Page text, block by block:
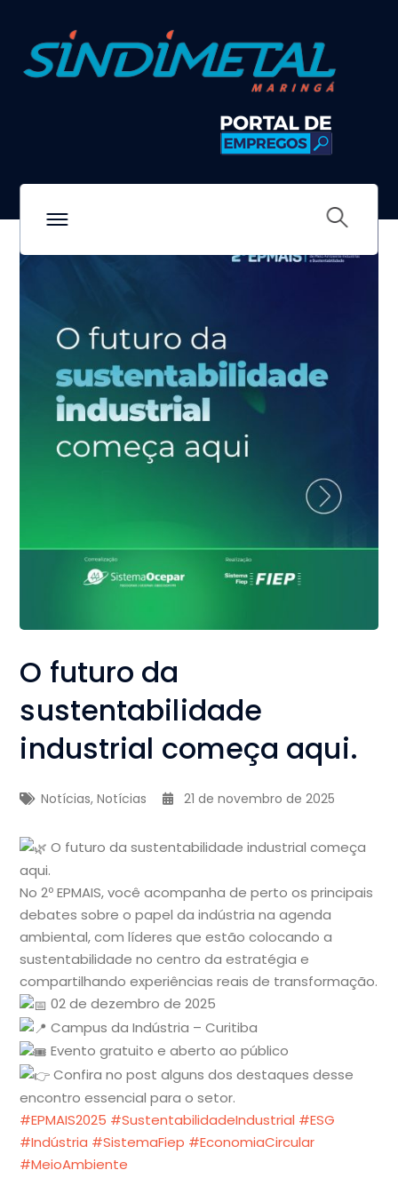
O futuro da
sustentabilidade
industrial começa aqui.
Notícias,Notícias 21 de novembro de 2025
O futuro da sustentabilidade industrial começa
aqui.
No2º EPMAIS, você acompanha de perto os principais
debates sobre o papel da indústria na agenda
ambiental, com líderes que estão colocando a
sustentabilidade no centro da estratégia e
compartilhando experiências reais de transformação.
02 de dezembro de 2025
Campus da Indústria – Curitiba
Evento gratuito e aberto ao público
Confira no post alguns dos destaques desse
encontro essencial para o setor.
#EPMAIS2025 #SustentabilidadeIndustrial #ESG
#Indústria #SistemaFiep #EconomiaCircular
#MeioAmbiente